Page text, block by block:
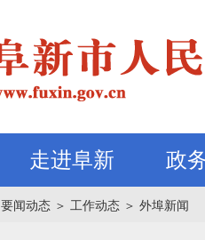
走进阜新 政
要闻动态 ＞ 工作动态 ＞ 外埠新闻